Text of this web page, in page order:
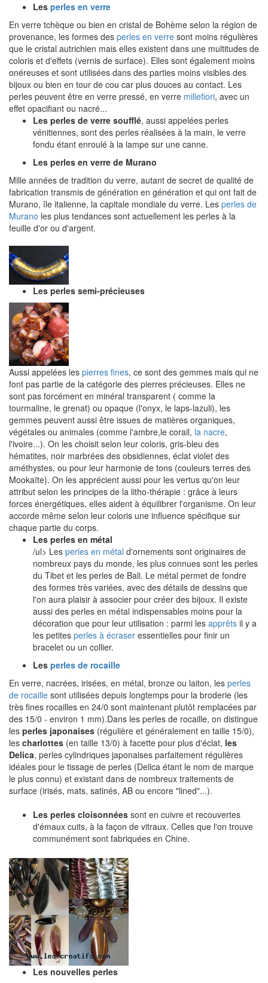
Les perles en verre
En verre tchèque ou bien en cristal de Bohème selon la région de
provenance, les formes des perles en verre sont moins régulières
que le cristal autrichien mais elles existent dans une multitudes de
coloris et d'effets (vernis de surface). Elles sont également moins
onéreuses et sont utilisées dans des parties moins visibles des
bijoux ou bien en tour de cou car plus douces au contact. Les
perles peuvent être en verre pressé, en verre millefiori, avec un
effet opacifiant ou nacré...
Les perles de verre soufflé, aussi appelées perles
vénitiennes, sont des perles réalisées à la main, le verre
fondu étant enroulé à la lampe sur une canne.
Les perles en verre de Murano
Mille années de tradition du verre, autant de secret de qualité de
fabrication transmis de génération en génération et qui ont fait de
Murano, île italienne, la capitale mondiale du verre. Les perles de
Murano les plus tendances sont actuellement les perles à la
feuille d'or ou d'argent.
Les perles semi-précieuses
Aussi appelées les pierres fines, ce sont des gemmes mais qui ne
font pas partie de la catégorie des pierres précieuses. Elles ne
sont pas forcément en minéral transparent ( comme la
tourmaline, le grenat) ou opaque (l'onyx, le laps-lazuli), les
gemmes peuvent aussi être issues de matières organiques,
végétales ou animales (comme l'ambre,le corail, la nacre,
l'ivoire...). On les choisit selon leur coloris, gris-bleu des
hématites, noir marbrées des obsidiennes, éclat violet des
améthystes, ou pour leur harmonie de tons (couleurs terres des
Mookaïte). On les apprécient aussi pour les vertus qu'on leur
attribut selon les principes de la litho-thérapie : grâce à leurs
forces énergétiques, elles aident à équilibrer l'organisme. On leur
accorde même selon leur coloris une influence spécifique sur
chaque partie du corps.
Les perles en métal
/ul> Les perles en métal d'ornements sont originaires de
nombreux pays du monde, les plus connues sont les perles
du Tibet et les perles de Bali. Le métal permet de fondre
des formes très variées, avec des détails de dessins que
l'on aura plaisir à associer pour créer des bijoux. Il existe
aussi des perles en métal indispensables moins pour la
décoration que pour leur utilisation : parmi les apprêts il y a
les petites perles à écraser essentielles pour finir un
bracelet ou un collier.
Les perles de rocaille
En verre, nacrées, irisées, en métal, bronze ou laiton, les perles
de rocaille sont utilisées depuis longtemps pour la broderie (les
très fines rocailles en 24/0 sont maintenant plutôt remplacées par
des 15/0 - environ 1 mm).Dans les perles de rocaille, on distingue
les perles japonaises (régulière et généralement en taille 15/0),
les charlottes (en taille 13/0) à facette pour plus d'éclat, les
Delica, perles cylindriques japonaises parfaitement régulières
idéales pour le tissage de perles (Delica étant le nom de marque
le plus connu) et existant dans de nombreux traitements de
surface (irisés, mats, satinés, AB ou encore "lined"...).
Les perles cloisonnées sont en cuivre et recouvertes
d'émaux cuits, à la façon de vitraux. Celles que l'on trouve
communément sont fabriquées en Chine.
Les nouvelles perles